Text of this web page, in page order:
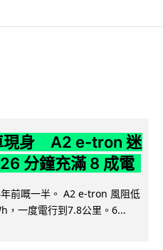
現身 A2 e-tron 迷
分鐘充滿 8 成電
前嘅一半。 A2 e-tron 風阻低
，一度電行到7.8公里。6...